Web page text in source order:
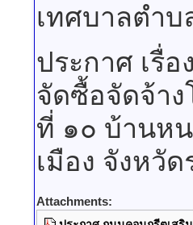
เทศบาลตำ
ประกาศ เรื่
จัดซื้อจัดจ้าง
ที่ ๑๐ บ้านห
เมือง จังหวั
Attachments: